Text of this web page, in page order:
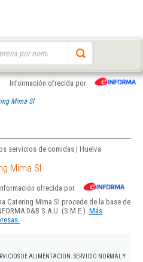
Información ofrecida por
Mima Sl
servicios de comidas | Huelva
Mima Sl
ofrecida por
Catering Mima Sl procede de la base de
D&B S.A.U. (S.M.E.). Más
DE ALIMENTACION. SERVICIO NORMAL Y